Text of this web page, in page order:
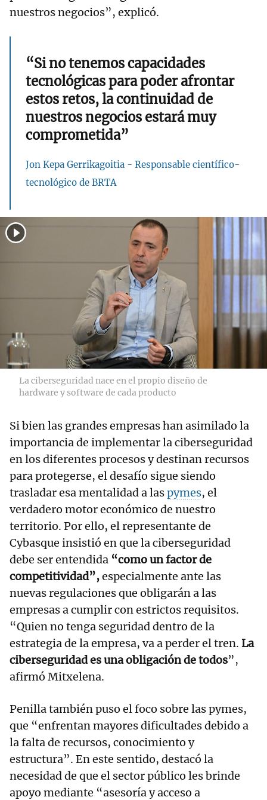
nuestros negocios”, explicó.
“Si no tenemos capacidades
tecnológicas para poder afrontar
estos retos, la continuidad de
nuestros negocios estará muy
comprometida”
Jon Kepa Gerrikagoitia - Responsable científico-
tecnológico de BRTA
La ciberseguridad nace en el propio diseño de
hardware y software de cada producto
Si bien las grandes empresas han asimilado la
importancia de implementar la ciberseguridad
en los diferentes procesos y destinan recursos
para protegerse, el desafío sigue siendo
trasladar esa mentalidad a laspymes, el
verdadero motor económico de nuestro
territorio. Por ello, el representante de
Cybasque insistió en que la ciberseguridad
debe ser entendida “como un factor de
competitividad”,especialmente ante las
nuevas regulaciones que obligarán a las
empresas a cumplir con estrictos requisitos.
“Quien no tenga seguridad dentro de la
estrategia de la empresa, va a perder el tren. La
ciberseguridad es una obligación de todos”,
afirmó Mitxelena.
Penilla también puso el foco sobre las pymes,
que “enfrentan mayores dificultades debido a
la falta de recursos, conocimiento y
estructura”. En este sentido, destacó la
necesidad de que el sector público les brinde
apoyo mediante “asesoría y acceso a